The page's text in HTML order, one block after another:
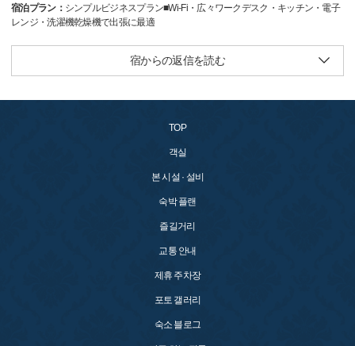
宿泊プラン： シンプルビジネスプラン■Wi-Fi・広々ワークデスク・キッチン・電子
レンジ・洗濯機乾燥機で出張に最適
宿からの返信を読む
TOP
객실
본 시설 · 설비
숙박 플랜
즐길거리
교통 안내
제휴 주차장
포토 갤러리
숙소 블로그